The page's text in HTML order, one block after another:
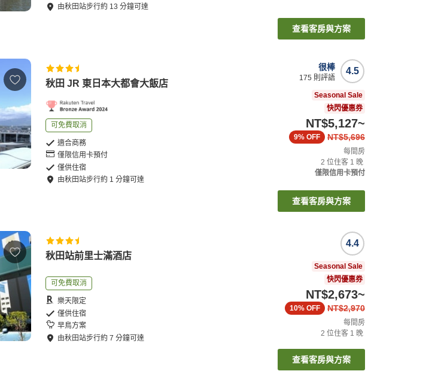
由秋田站步行約 13 分鐘可達
查看客房與方案
秋田 JR 東日本大都會大飯店
可免費取消
適合商務
僅限信用卡預付
僅供住宿
由秋田站步行約 1 分鐘可達
4.5
很棒
175 則評語
Seasonal Sale
快閃優惠券
NT$5,127~
NT$5,696
9% OFF
每間房
2 位住客 1 晚
僅限信用卡預付
查看客房與方案
秋田站前里士滿酒店
可免費取消
樂天限定
僅供住宿
早鳥方案
由秋田站步行約7 分鐘可達
4.4
Seasonal Sale
快閃優惠券
NT$2,673~
NT$2,970
10% OFF
每間房
2 位住客 1 晚
查看客房與方案